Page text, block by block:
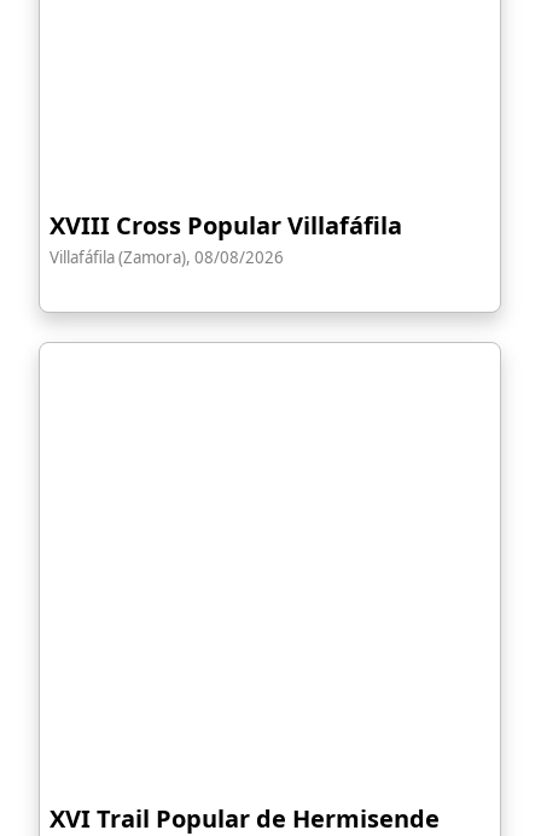
XVIII Cross Popular Villafáfila
Villafáfila (Zamora), 08/08/2026
XVI Trail Popular de Hermisende